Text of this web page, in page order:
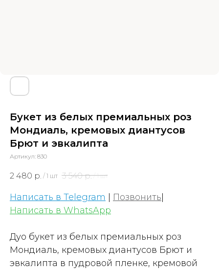
Букет из белых премиальных роз
Мондиаль, кремовых диантусов
Брют и эвкалипта
Артикул: 830
2 480 р. / 1 шт 3 540 р. / 1 шт
Написать в Telegram | Позвонить|
Написать в WhatsApp
Дуо букет из белых премиальных роз
Мондиаль, кремовых диантусов Брют и
эвкалипта в пудровой пленке, кремовой